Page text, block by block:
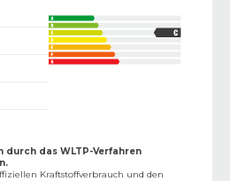
durch das WLTP-Verfahren
Kraftstoffverbrauch und den